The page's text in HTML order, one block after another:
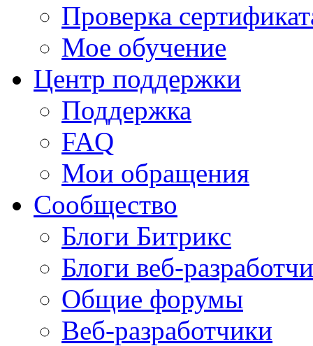
Проверка
Мое обучение
Центр поддержки
Поддержка
FAQ
Мои обращения
Сообщество
Блоги Битрикс
Блоги веб-
Общие форумы
Веб-разработчики